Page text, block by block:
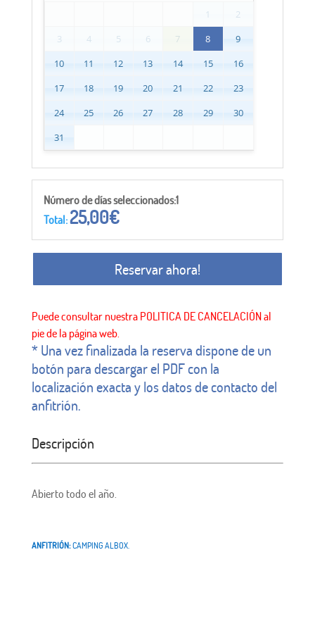
1
2
3
4 5 6 7 8
9
10
11 12 13 14 15
16
17
18 19 20 21 22
23
24
25 26 27 28 29
30
31
Número de días seleccionados:1
Total:25,00€
Reservar ahora!
* Una vez finalizada la reserva dispone de un
botón para descargar el PDF con la
localización exacta y los datos de contacto del
anfitrión.
Descripción
Abierto todo el año.
ANFITRIÓN:CAMPING ALBOX.